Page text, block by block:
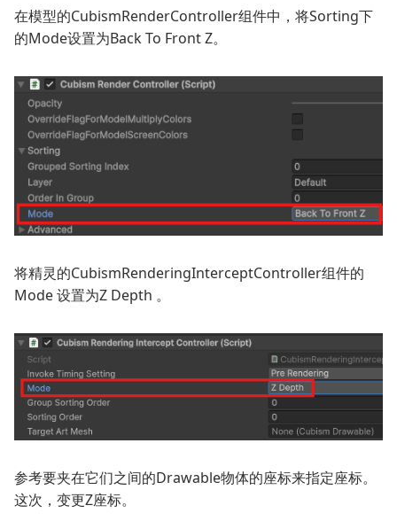
在模型的CubismRenderController组件中，将Sorting下
的Mode设置为Back To Front Z。
将精灵的CubismRenderingInterceptController组件的
Mode设置为Z Depth 。
参考要夹在它们之间的Drawable物体的座标来指定座标。
这次，变更Z座标。